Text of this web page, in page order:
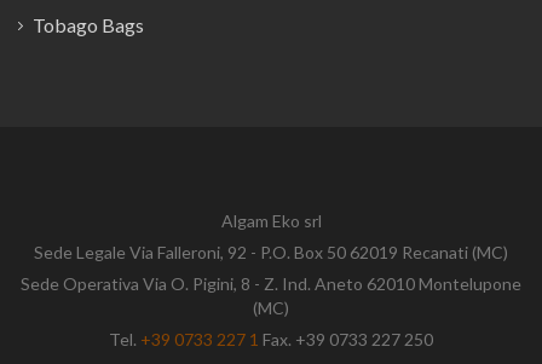
Tobago Bags
Algam Eko srl
Sede Legale Via Falleroni, 92 - P.O. Box 50 62019 Recanati (MC)
Sede Operativa Via O. Pigini, 8 - Z. Ind. Aneto 62010 Montelupone
(MC)
Tel. +39 0733 227 1 Fax. +39 0733 227 250